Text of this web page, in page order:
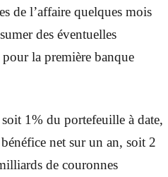
de l’affaire quelques mois
des éventuelles
la première banque
1% du portefeuille à date,
net sur un an, soit 2
de couronnes